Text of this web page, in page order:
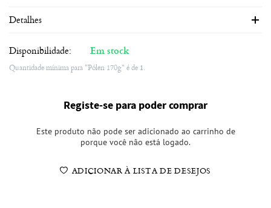
Detalhes
Disponibilidade: Em stock
Quantidade mínima para "Pólen 170g" é de 1.
Registe-se para poder comprar
Este produto não pode ser adicionado ao carrinho de
porque você não está logado.
ADICIONAR À LISTA DE DESEJOS